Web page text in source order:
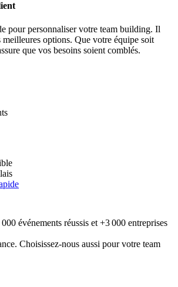
pour personnaliser votre team building. Il
options. Que votre équipe soit
que vos besoins soient comblés.
événements réussis et +3 000 entreprises
Choisissez-nous aussi pour votre team